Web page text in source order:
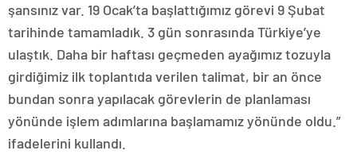
şansınız var. 19 Ocak’ta başlattığımız görevi 9 Şubat
tarihinde tamamladık. 3 gün sonrasında Türkiye’ye
ulaştık. Daha bir haftası geçmeden ayağımız tozuyla
girdiğimiz ilk toplantıda verilen talimat, bir an önce
bundan sonra yapılacak görevlerin de planlaması
yönünde işlem adımlarına başlamamız yönünde oldu.”
ifadelerini kullandı.